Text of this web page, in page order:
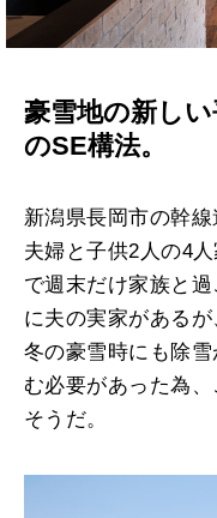
豪雪地の新し
のSE構法。
新潟県長岡市の幹
夫婦と子供2人の4
で週末だけ家族と
に夫の実家があるが
冬の豪雪時にも除
む必要があった為
そうだ。